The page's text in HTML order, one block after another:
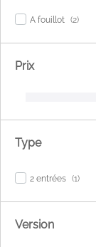
A fouillot 2items
Prix
Type
2 entrées 1item
Version